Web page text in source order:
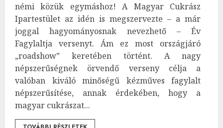
némi közük egymáshoz! A Magyar Cukrász
Ipartestület az idén is megszervezte – a már
joggal hagyományosnak nevezhető – Év
Fagylaltja versenyt. Ám ez most országjáró
„roadshow” keretében történt. A nagy
népszerűségnek örvendő verseny célja a
valóban kiváló minőségű kézműves fagylalt
népszerűsítése, annak érdekében, hogy a
magyar cukrászat...